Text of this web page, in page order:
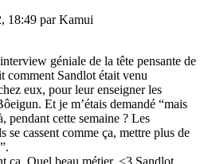
18:49 par Kamui
géniale de la tête pensante de
comment Sandlot était venu
eux, pour leur enseigner les
Et je m’étais demandé “mais
pendant cette semaine ? Les
se cassent comme ça, mettre plus de
ça. Quel beau métier. <3 Sandlot.